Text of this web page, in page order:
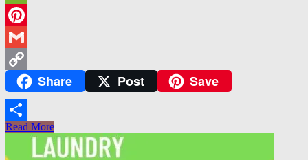
WeChat
Pinterest
Gmail
Copy
Link
Share Post Save
Share
Read More